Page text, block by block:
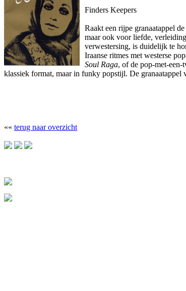
Finders Keepers
Raakt een rijpe granaatappel
maar ook voor liefde,
verwestersing, is duidelijk te
Iraanse ritmes met westerse
Soul Raga, of de pop-met-
klassiek format, maar in funky popstijl. De
«« terug naar overzicht